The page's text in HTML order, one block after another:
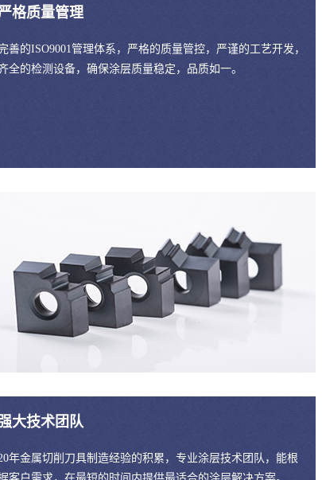
格质量管理
善的ISO9001管理体系，严格的质量管控，严谨的工艺开发，
全的检测设备，确保涂层质量稳定，品质如一。
大技术团队
年金属切削刀具制造经验的积累，专业涂层技术团队，能根